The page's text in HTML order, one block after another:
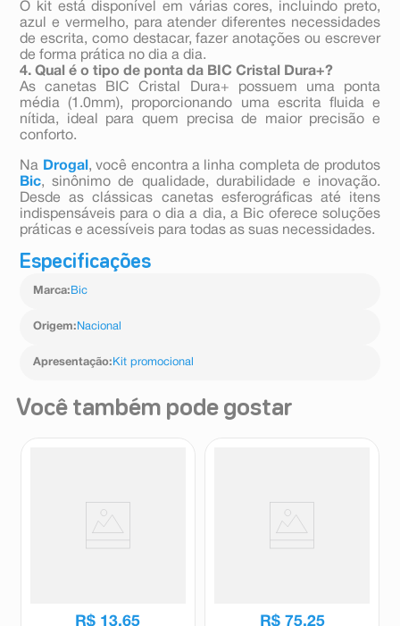
O kit está disponível em várias cores, incluindo preto,
azul e vermelho, para atender diferentes necessidades
de escrita, como destacar, fazer anotações ou escrever
de forma prática no dia a dia.
4. Qual é o tipo de ponta da BIC Cristal Dura+?
As canetas BIC Cristal Dura+ possuem uma ponta
média (1.0mm), proporcionando uma escrita fluida e
nítida, ideal para quem precisa de maior precisão e
conforto.
Na Drogal , você encontra a linha completa de produtos
Bic, sinônimo de qualidade, durabilidade e inovação.
Desde as clássicas canetas esferográficas até itens
indispensáveis para o dia a dia, a Bic oferece soluções
práticas e acessíveis para todas as suas necessidades.
Especificações
Marca: Bic
Origem: Nacional
Apresentação: Kit promocional
Você também pode gostar
R$ 13,65 R$ 75,25